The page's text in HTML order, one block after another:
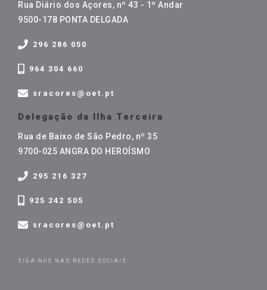
Rua Diário dos Açores, nº 43 - 1º Andar
9500-178 PONTA DELGADA
296 286 050
964 304 660
sracores@oet.pt
Delegação da Ilha Terceira
Rua de Baixo de São Pedro, nº 35
9700-025 ANGRA DO HEROÍSMO
295 216 327
925 242 505
sracores@oet.pt
SIGA-NOS NAS REDES SOCIAIS